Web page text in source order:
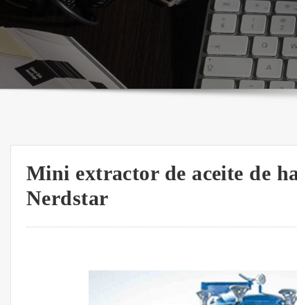
Mini extractor de aceite de
Nerdstar